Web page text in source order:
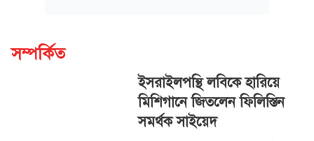
সম্পর্কিত
ইসরাইলপন্থি লবিকে হারিয়ে
মিশিগানে জিতলেন ফিলিস্তিন
সমর্থক সাইয়েদ